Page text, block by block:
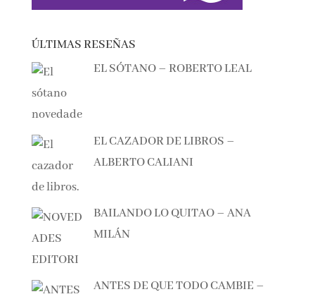
ÚLTIMAS RESEÑAS
EL SÓTANO – ROBERTO LEAL
EL CAZADOR DE LIBROS –
ALBERTO CALIANI
BAILANDO LO QUITAO – ANA
MILÁN
ANTES DE QUE TODO CAMBIE –